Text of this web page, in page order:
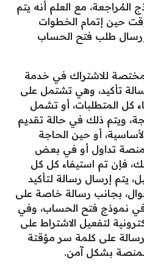
المُراجعة، مع العلم أنه يتم
حين إتمام الخطوات
طلب فتح الحساب
للاشتراك في خدمة
تأكيد، وهي تشتمل على
كل المتطلبات، أو تشمل
ويتم ذلك في حالة تقديم
أو حين الحاجة
تداول أو في بعض
فإن تم استيفاء كل كل
يتم إرسال رسالة لتأكيد
بجانب رسالة خاصة على
في نموذج فتح الحساب، وفي
لتفعيل الاشتراط على
على كلمة سر مؤقتة
بشكل آمن.